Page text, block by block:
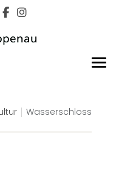
Sprache
Wasserschloss